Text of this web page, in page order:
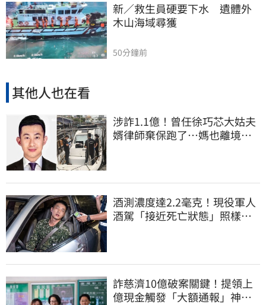
新／救生員硬要下水　遺體外
木山海域尋獲
50分鐘前
其他人也在看
涉詐1.1億！曾任徐巧芯大姑夫
婿律師棄保跑了…媽也離境
酒測濃度達2.2毫克！現役軍人
酒駕「接近死亡狀態」照樣開
詐慈濟10億破案關鍵！提領上
億現金觸發「大額通報」神鬼